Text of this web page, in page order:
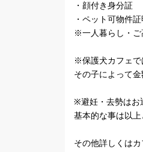
・顔付き身分証
・ペット可物件
※一人暮らし・ご
※保護犬カフェで
その子によって金
※避妊・去勢はお
基本的な事は以上
その他詳しくは